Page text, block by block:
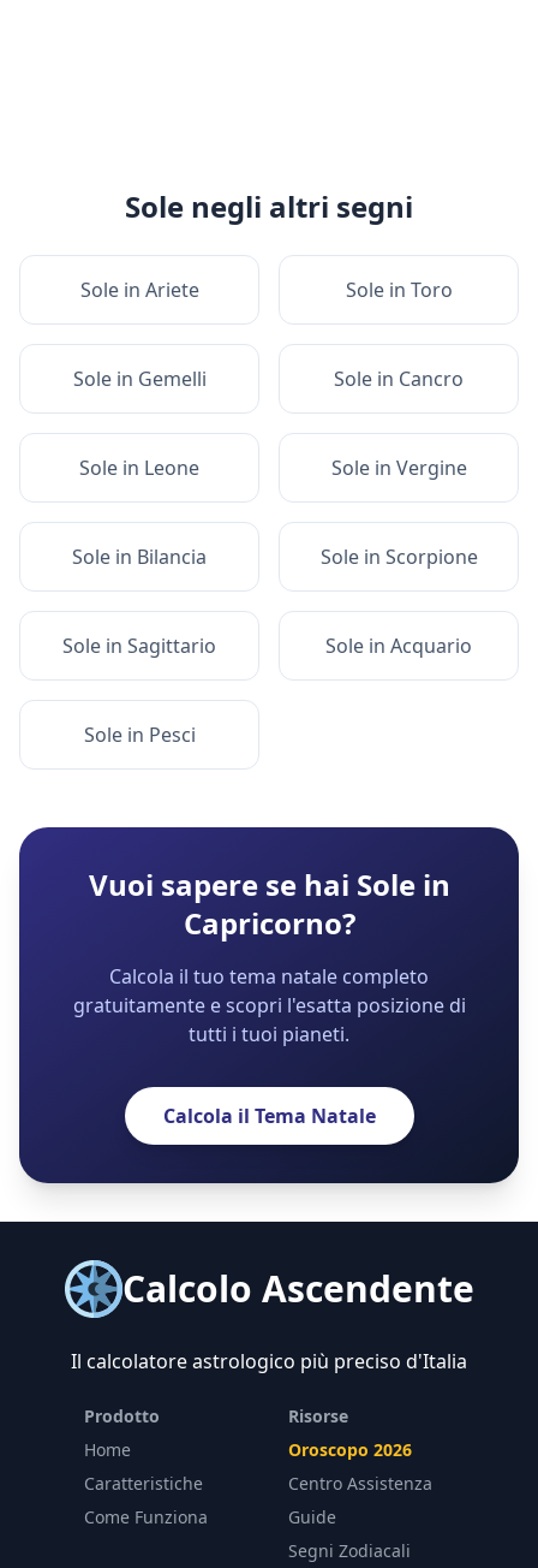
Sole negli altri segni
Solein Ariete Solein Toro
Solein Gemelli Sole in Cancro
Sole in Leone Solein Vergine
Sole in Bilancia Solein Scorpione
Sole in Sagittario Sole in Acquario
Solein Pesci
Vuoi sapere se hai Solein
Capricorno?
Calcola il tuo tema natale completo
gratuitamente e scopri l'esatta posizione di
tutti i tuoi pianeti.
Calcola il Tema Natale
Calcolo Ascendente
Il calcolatore astrologico più preciso d'Italia
Prodotto
Home
Caratteristiche
Come Funziona
Risorse
Oroscopo 2026
Centro Assistenza
Guide
Segni Zodiacali